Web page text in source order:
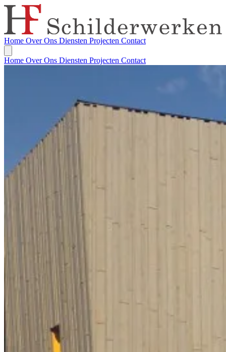
Home Over Ons Diensten Projecten Contact
Home Over Ons Diensten Projecten Contact